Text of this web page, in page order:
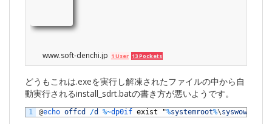
www.soft-denchi.jp 1 User 13 Pockets
どうもこれは.exeを実行し解凍されたファイルの中から自
動実行されるinstall_sdrt.batの書き方が悪いようです。
1 @echo offcd /d %~dp0if exist "%systemroot%\syswow64